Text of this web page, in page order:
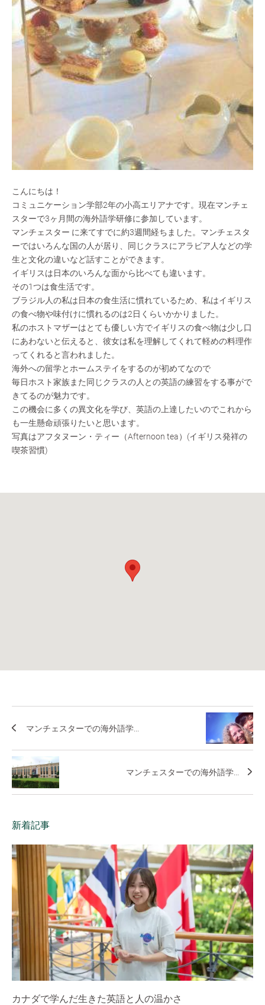
こんにちは！
コミュニケーション学部2年の小高エリアナです。現在マンチェ
スターで3ヶ月間の海外語学研修に参加しています。
マンチェスター に来てすでに約3週間経ちました。マンチェスタ
ーではいろんな国の人が居り、同じクラスにアラビア人などの学
生と文化の違いなど話すことができます。
イギリスは日本のいろんな面から比べても違います。
その1つは食生活です。
ブラジル人の私は日本の食生活に慣れているため、私はイギリス
の食べ物や味付けに慣れるのは2日くらいかかりました。
私のホストマザーはとても優しい方でイギリスの食べ物は少し口
にあわないと伝えると、彼女は私を理解してくれて軽めの料理作
ってくれると言われました。
海外への留学とホームステイをするのが初めてなので
毎日ホスト家族また同じクラスの人との英語の練習をする事がで
きてるのが魅力です。
この機会に多くの異文化を学び、英語の上達したいのでこれから
も一生懸命頑張りたいと思います。
写真はアフタヌーン・ティー（Afternoon tea）(イギリス発祥の
喫茶習慣)
マンチェスターでの海外語学...
マンチェスターでの海外語学...
新着記事
カナダで学んだ生きた英語と人の温かさ